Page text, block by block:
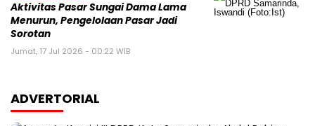
Aktivitas Pasar Sungai Dama Lama
Menurun, Pengelolaan Pasar Jadi
Sorotan
Jumat, 17 Jul 2026 - 00:22 WIB
ADVERTORIAL